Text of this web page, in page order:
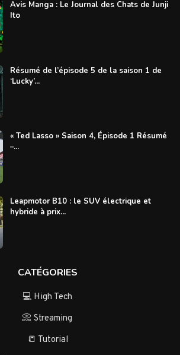
Avis Manga : Le Journal des Chats de Junji
Ito
Résumé de l’épisode 5 de la saison 1 de
‘Lucky’...
« Ted Lasso » Saison 4, Épisode 1 Résumé
–...
Leapmotor B10 : le SUV électrique et
hybride à prix...
CATÉGORIES
💻 High Tech
📀 Streaming
📒 Tutorial